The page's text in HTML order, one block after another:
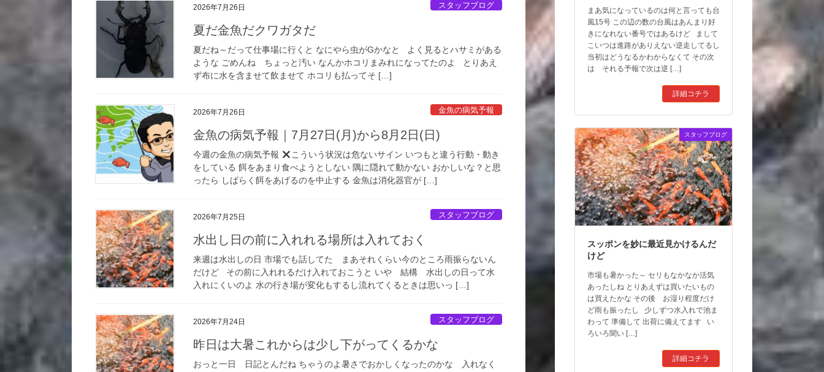
2026年7月26日 スタッフブログ
夏だ金魚だクワガタだ
夏だね～だって仕事場に行くと なにやら虫がGかなと よく見るとハサミがある
ような ごめんね ちょっと汚い なんかホコリまみれになってたのよ とりあえ
ず布に水を含ませて飲ませて ホコリも払ってそ […]
2026年7月26日 金魚の病気予報
金魚の病気予報｜7月27日(月)から8月2日(日)
今週の金魚の病気予報
こういう状況は危ないサイン いつもと違う行動・動き
をしている 餌をあまり食べようとしない 隅に隠れて動かない おかしいな？と思
ったら しばらく餌をあげるのを中止する 金魚は消化器官が […]
2026年7月25日 スタッフブログ
水出し日の前に入れれる場所は入れておく
来週は水出しの日 市場でも話してた まあそれくらい今のところ雨振らないん
だけど その前に入れれるだけ入れておこうと いや 結構 水出しの日って水
入れにくいのよ 水の行き場が変化もするし流れてくるときは思いっ […]
2026年7月24日 スタッフブログ
昨日は大暑これからは少し下がってくるかな
おっと一日 日記とんだね ちゃうのよ暑さでおかしくなったのかな 入れなく
まあ気になっているのは何と言っても台
風15号 この辺の数の台風はあんまり好
きになれない番号ではあるけど まして
こいつは進路がありえない逆走してるし
当初はどうなるかわからなくて その次
は それる予報で次は逆 […]
詳細コチラ
スタッフブログ
スッポンを妙に最近見かけるんだ
けど
市場も暑かった～ セリもなかなか活気
あったしね とりあえずは買いたいもの
は買えたかな その後 お湿り程度だけ
ど雨も振ったし 少しずつ水入れで池ま
わって 準備して 出荷に備えてます い
ろいろ聞い […]
詳細コチラ